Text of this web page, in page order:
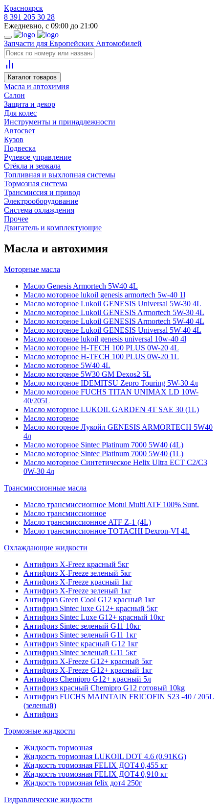
Красноярск
8 391 205 30 28
Ежедневно, с 09:00 до 21:00
Запчасти для Европейских Автомобилей
Каталог товаров
Масла и автохимия
Салон
Защита и декор
Для колес
Инструменты и принадлежности
Автосвет
Кузов
Подвеска
Рулевое управление
Стёкла и зеркала
Топливная и выхлопная системы
Тормозная система
Трансмиссия и привод
Электрооборудование
Система охлаждения
Прочее
Двигатель и комплектующие
Масла и автохимия
Моторные масла
Масло Genesis Armortech 5W40 4L
Масло моторное lukoil genesis armortech 5w-40 1l
Масло моторное Lukoil GENESIS Universal 5W-30 4L
Масло моторное Lukoil GENESIS Armortech 5W-30 4L
Масло моторное Lukoil GENESIS Armortech 5W-40 4L
Масло моторное Lukoil GENESIS Universal 5W-40 4L
Масло моторное lukoil genesis universal 10w-40 4l
Масло моторное H-TECH 100 PLUS 0W-20 4L
Масло моторное H-TECH 100 PLUS 0W-20 1L
Масло моторное 5W40 4L
Масло моторное 5W30 GM Dexos2 5L
Масло моторное IDEMITSU Zepro Touring 5W-30 4л
Масло моторное FUCHS TITAN UNIMAX LD 10W-
40/205L
Масло моторное LUKOIL GARDEN 4Т SAE 30 (1L)
Масло моторное
Масло моторное Лукойл GENESIS ARMORTECH 5W40
4л
Масло моторное Sintec Platinum 7000 5W40 (4L)
Масло моторное Sintec Platinum 7000 5W40 (1L)
Масло моторное Синтетическое Helix Ultra ECT C2/C3
0W-30 4л
Трансмиссионные масла
Масло трансмиссионное Motul Multi ATF 100% Sunt.
Масло трансмиссионное
Масло трансмиссионное ATF Z-1 (4L)
Масло трансмиссионное TOTACHI Dexron-VI 4L
Охлаждающие жидкости
Антифриз X-Freez красный 5кг
Антифриз X-Freeze зеленый 5кг
Антифриз X-Freeze красный 1кг
Антифриз X-Freeze зеленый 1кг
Антифриз Green Cool G12 красный 1кг
Антифриз Sintec luxe G12+ красный 5кг
Антифриз Sintec Luxe G12+ красный 10кг
Антифриз Sintec зеленый G11 10кг
Антифриз Sintec зеленый G11 1кг
Антифриз Sintec красный G12 1кг
Антифриз Sintec зеленый G11 5кг
Антифриз X-Freeze G12+ красный 5кг
Антифриз X-Freeze G12+ красный 1кг
Антифриз Chemipro G12+ красный 5л
Антифриз красный Chemipro G12 готовый 10kg
Антифриз FUCHS MAINTAIN FRICOFIN S23 -40 / 205L
(зеленый)
Антифриз
Тормозные жидкости
Жидкость тормозная
Жидкость тормозная LUKOIL DOT 4.6 (0.91KG)
Жидкость тормозная FELIX ДОТ4 0,455 кг
Жидкость тормозная FELIX ДОТ4 0,910 кг
Жидкость тормозная felix дот4 250г
Гидравлические жидкости